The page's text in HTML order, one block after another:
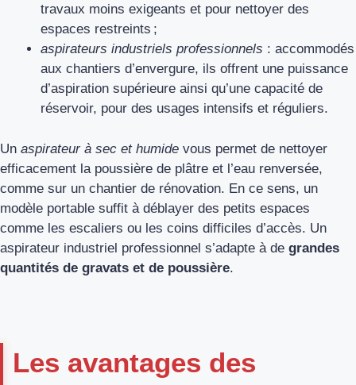
travaux moins exigeants et pour nettoyer des
espaces restreints ;
aspirateurs industriels professionnels : accommodés
aux chantiers d’envergure, ils offrent une puissance
d’aspiration supérieure ainsi qu’une capacité de
réservoir, pour des usages intensifs et réguliers.
Un aspirateur à sec et humide vous permet de nettoyer
efficacement la poussière de plâtre et l’eau renversée,
comme sur un chantier de rénovation. En ce sens, un
modèle portable suffit à déblayer des petits espaces
comme les escaliers ou les coins difficiles d’accès. Un
aspirateur industriel professionnel s’adapte à de grandes
quantités de gravats et de poussière.
Les avantages des